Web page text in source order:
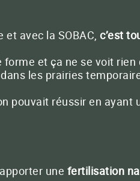
avec la SOBAC, c’est
et ça ne se voit
les prairies
pouvait réussir en
une fertilisation